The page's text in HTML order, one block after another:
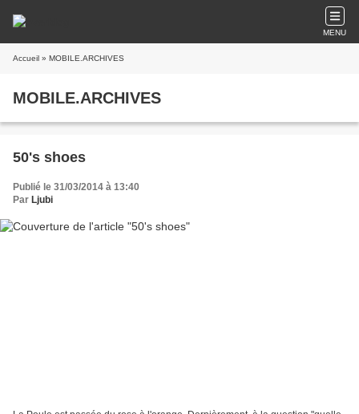
MENU
Accueil » MOBILE.ARCHIVES
MOBILE.ARCHIVES
50's shoes
Publié le 31/03/2014 à 13:40
Par Ljubi